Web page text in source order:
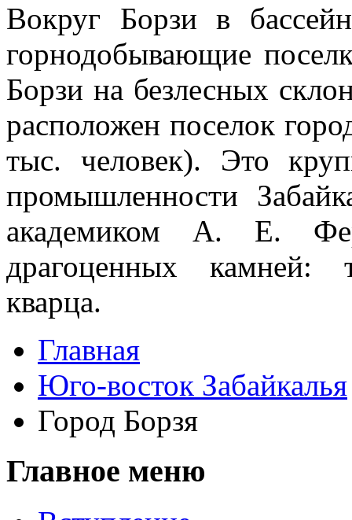
Вокруг Борзи в
горнодобывающие
Борзи на без­лесных
расположен поселок
тыс. человек). Это
про­мышленности
академиком А. Е.
драгоценных камней:
кварца.
Главная
Юго-восток Забайкалья
Город Борзя
Главное меню